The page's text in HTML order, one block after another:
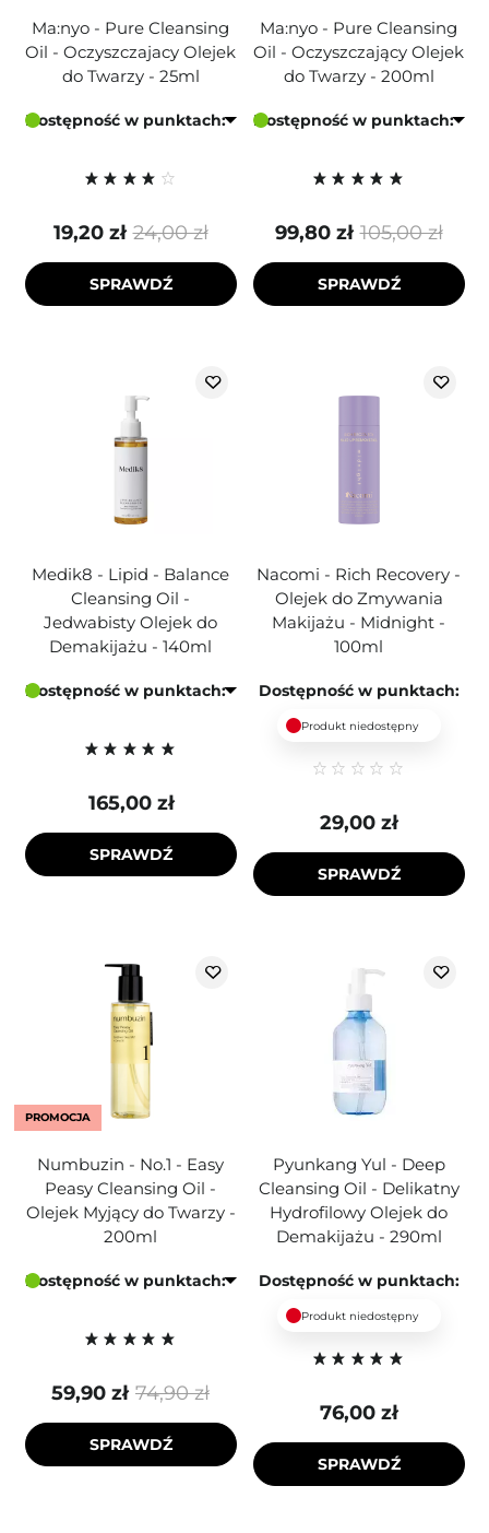
Ma:nyo - Pure Cleansing
Oil - Oczyszczajacy Olejek
do Twarzy - 25ml
Dostępność w punktach:
24,00 zł
19,20 zł
SPRAWDŹ
Ma:nyo - Pure Cleansing
Oil - Oczyszczający Olejek
do Twarzy - 200ml
Dostępność w punktach:
105,00 zł
99,80 zł
SPRAWDŹ
Medik8 - Lipid - Balance
Cleansing Oil -
Jedwabisty Olejek do
Demakijażu - 140ml
Dostępność w punktach:
165,00 zł
SPRAWDŹ
Nacomi - Rich Recovery -
Olejek do Zmywania
Makijażu - Midnight -
100ml
Dostępność w punktach:
Produkt niedostępny
29,00 zł
SPRAWDŹ
PROMOCJA
Numbuzin - No.1 - Easy
Peasy Cleansing Oil -
Olejek Myjący do Twarzy -
200ml
Dostępność w punktach:
74,90 zł
59,90 zł
SPRAWDŹ
Pyunkang Yul - Deep
Cleansing Oil - Delikatny
Hydrofilowy Olejek do
Demakijażu - 290ml
Dostępność w punktach:
Produkt niedostępny
76,00 zł
SPRAWDŹ